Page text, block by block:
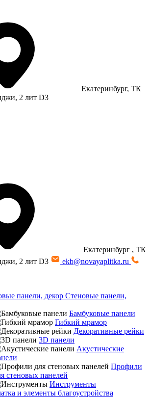
Екатеринбург, ТК
2 лит D3
Екатеринбург , ТК
2 лит D3
ekb@novayaplitka.ru
Стеновые панели,
Бамбуковые панели
Гибкий мрамор
Декоративные рейки
3D панели
Акустические
Профили
стеновых панелей
Инструменты